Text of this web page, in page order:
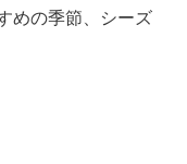
めの季節、シーズ